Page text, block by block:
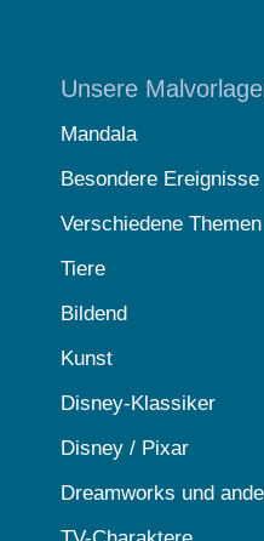
Unsere
Mandala
Besondere Ereignisse
Verschiedene Themen
Tiere
Bildend
Kunst
Disney-Klassiker
Disney / Pixar
Dreamworks und